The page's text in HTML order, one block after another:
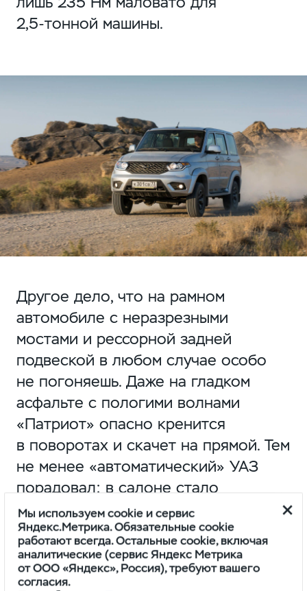
2,5-тонной машины.
Другое дело, что на рамном
автомобиле с неразрезными
мостами и рессорной задней
подвеской в любом случае особо
не погоняешь. Даже на гладком
асфальте с пологими волнами
«Патриот» опасно кренится
в поворотах и скачет на прямой. Тем
не менее «автоматический» УАЗ
порадовал: в салоне стало
определенно тише по сравнению
с «механической» версией,
на которой пришлось много
поколесить по дорогам Кольского
Мы используем cookie и сервис
Яндекс.Метрика. Обязательные cookie
работают всегда. Остальные cookie, включая
аналитические (сервис Яндекс Метрика
от ООО «Яндекс», Россия), требуют вашего
согласия.